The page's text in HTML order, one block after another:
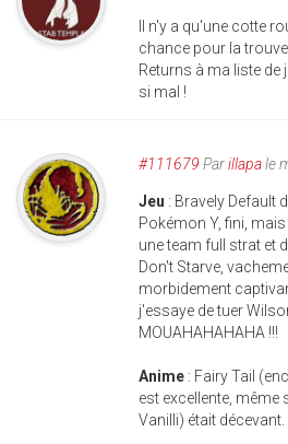
Il n'y a qu'une cotte
chance pour la
Returns à ma liste de
si mal !
#111679 Parillapale
Jeu : Bravely Default
Pokémon Y, fini,
une team full strat et
Don't Starve,
morbidement
j'essaye de tuer
MOUAHAHAHAHA !!!
Anime : Fairy Tail
est excellente, même
Vanilli) était décevant.